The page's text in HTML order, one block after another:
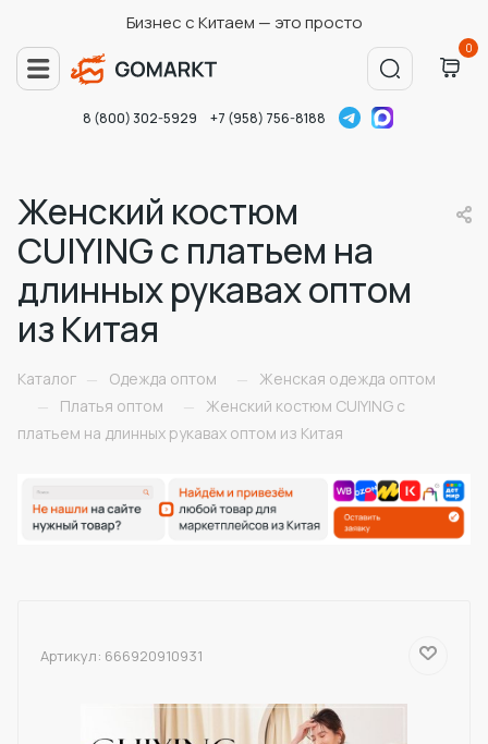
Бизнес с Китаем — это просто
0
8 (800) 302-5929 +7 (958) 756-8188
Женский костюм
CUIYING с платьем на
длинных рукавах оптом
из Китая
Каталог — Одежда оптом —
Женская одежда оптом
—
Платья оптом —
Женский костюм CUIYING с
платьем на длинных рукавах оптом из Китая
Артикул: 666920910931